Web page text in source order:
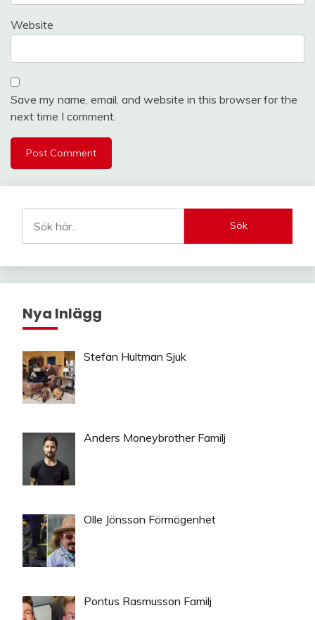
Website
Save my name, email, and website in this browser for the
next time I comment.
Sök
Nya Inlägg
Stefan Hultman Sjuk
Anders Moneybrother Familj
Olle Jönsson Förmögenhet
Pontus Rasmusson Familj